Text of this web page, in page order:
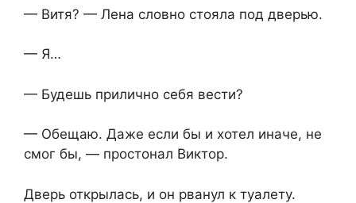
— Витя? — Лена словно стояла под дверью.
— Я…
— Будешь прилично себя вести?
— Обещаю. Даже если бы и хотел иначе, не
смог бы, — простонал Виктор.
Дверь открылась, и он рванул к туалету.